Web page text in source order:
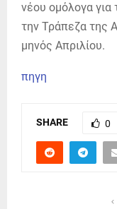
νέου ομόλογα
την Τράπεζα της
μηνός Απριλίου.
πηγη
SHARE 0